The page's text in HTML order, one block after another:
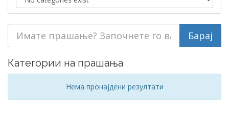
Категории на прашања
Нема пронајдени резултати